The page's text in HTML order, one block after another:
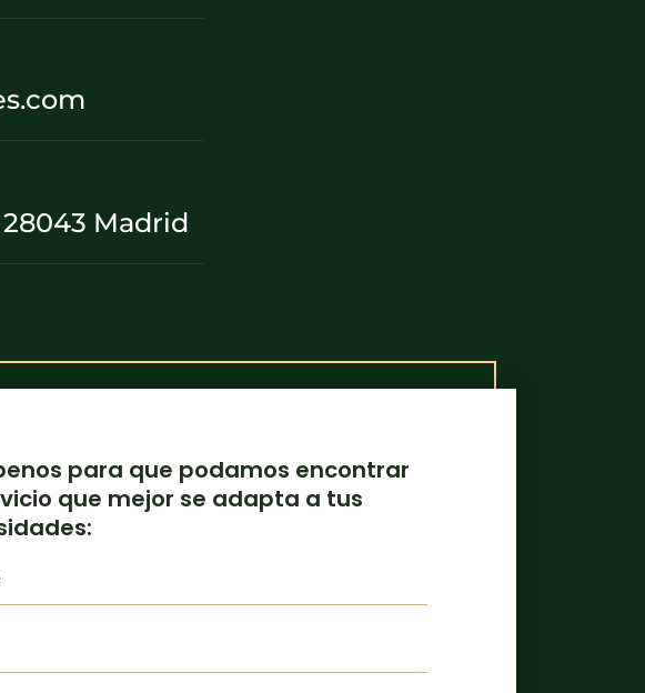
28043 Madrid
para que podamos encontrar
que mejor se adapta a tus